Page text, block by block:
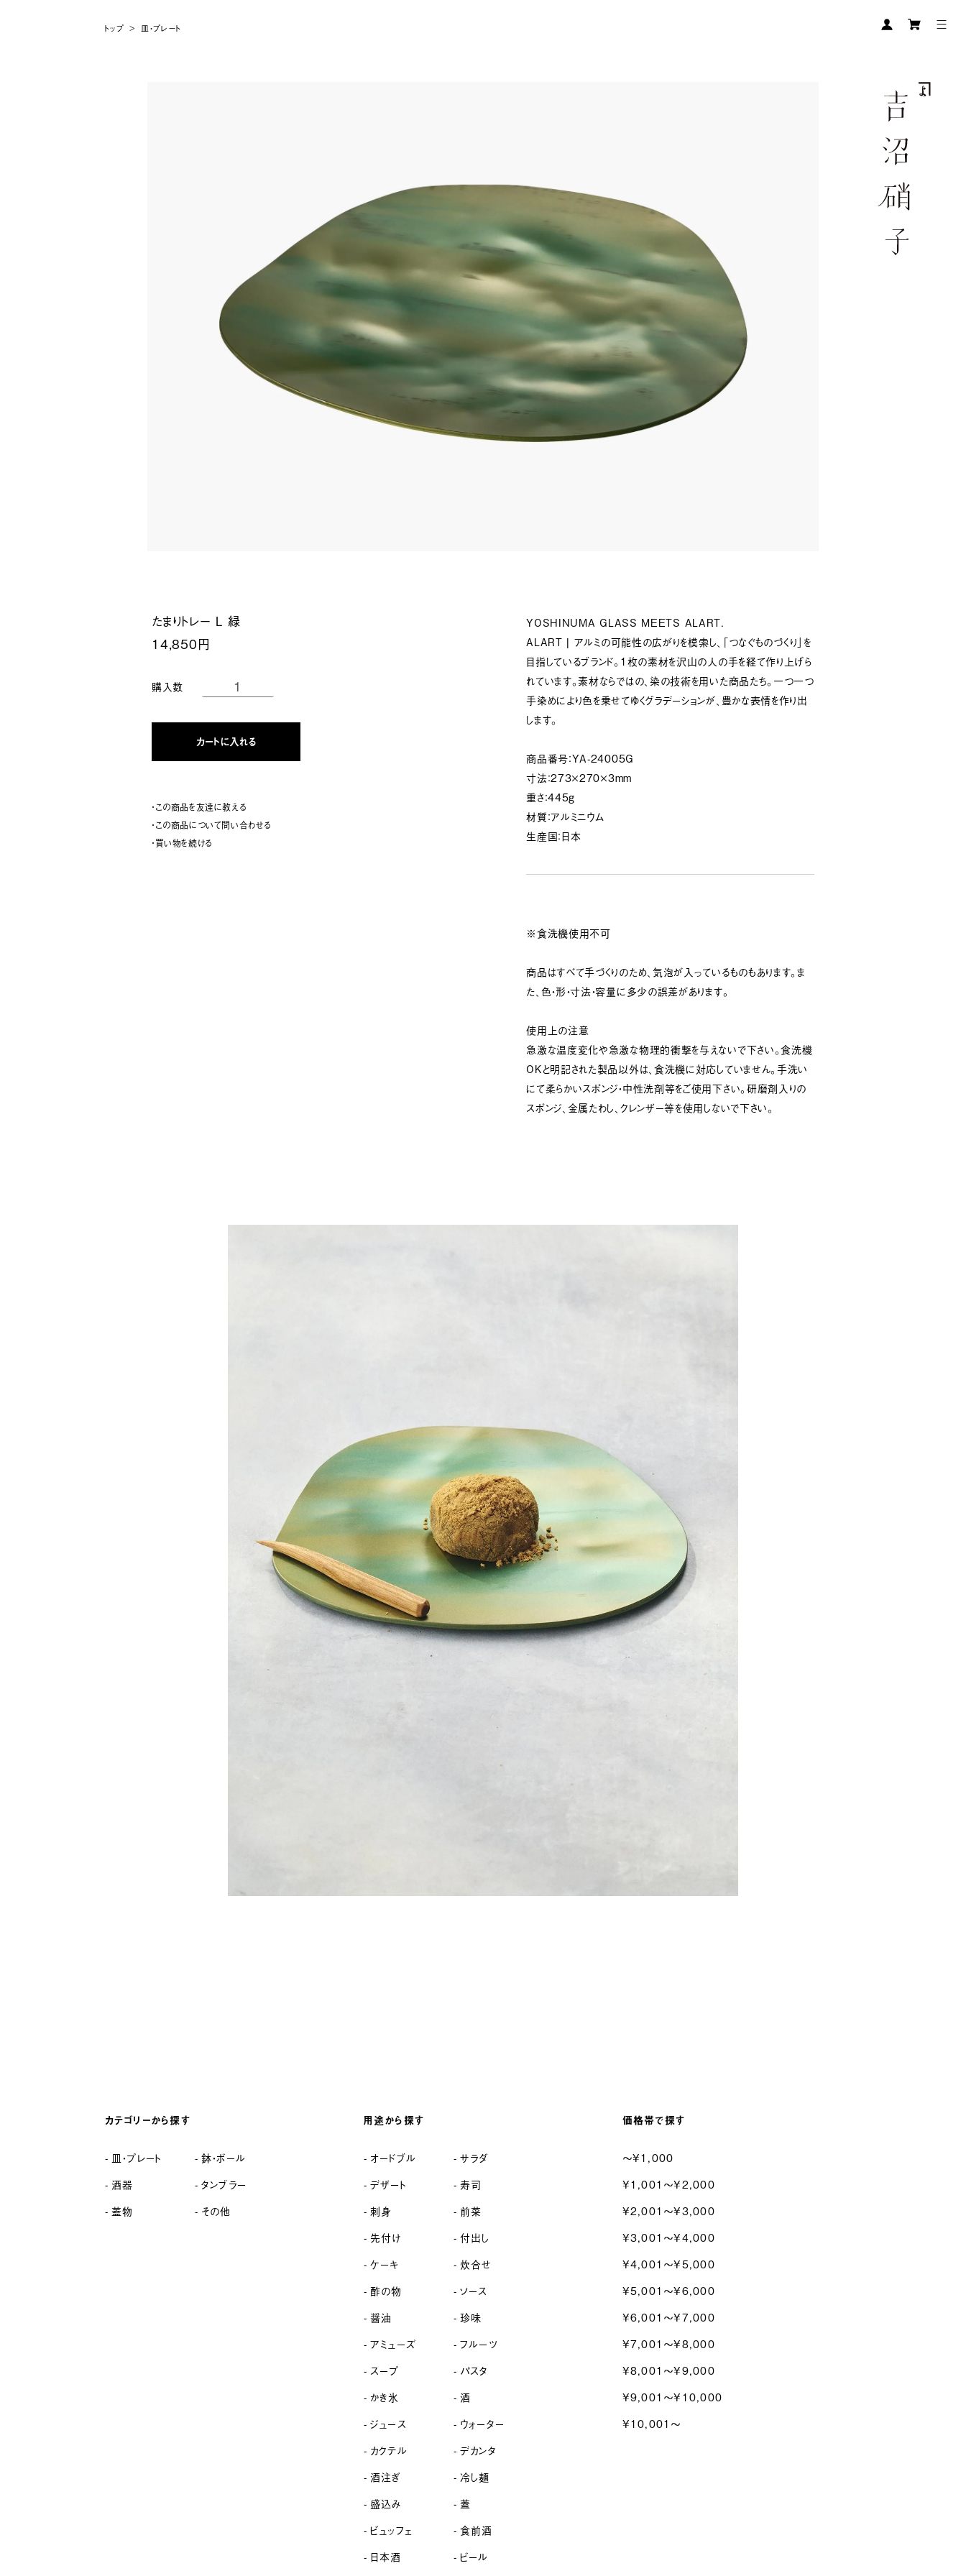
トップ > 皿・プレート
たまりトレー L 緑
14,850円
購入数
カートに入れる
・この商品を友達に教える
・この商品について問い合わせる
・買い物を続ける
YOSHINUMA GLASS MEETS ALART.
ALART | アルミの可能性の広がりを模索し、「つなぐものづくり」を
目指しているブランド。1枚の素材を沢山の人の手を経て作り上げら
れています。素材ならではの、染の技術を用いた商品たち。一つ一つ
手染めにより色を乗せてゆくグラデーションが、豊かな表情を作り出
します。
商品番号：YA-24005G
寸法：273×270×3mm
重さ：445g
材質：アルミニウム
生産国：日本
※食洗機使用不可
商品はすべて手づくりのため、気泡が入っているものもあります。ま
た、色・形・寸法・容量に多少の誤差があります。
使用上の注意
急激な温度変化や急激な物理的衝撃を与えないで下さい。食洗機
OKと明記された製品以外は、食洗機に対応していません。手洗い
にて柔らかいスポンジ・中性洗剤等をご使用下さい。研磨剤入りの
スポンジ、金属たわし、クレンザー等を使用しないで下さい。
カテゴリーから探す
皿・プレート
鉢・ボール
酒器
タンブラー
蓋物
その他
用途から探す
オードブル
サラダ
デザート
寿司
刺身
前菜
先付け
付出し
ケーキ
炊合せ
酢の物
ソース
醤油
珍味
アミューズ
フルーツ
スープ
パスタ
かき氷
酒
ジュース
ウォーター
カクテル
デカンタ
酒注ぎ
冷し麺
盛込み
蓋
ビュッフェ
食前酒
日本酒
ビール
価格帯で探す
〜¥1,000
¥1,001〜¥2,000
¥2,001〜¥3,000
¥3,001〜¥4,000
¥4,001〜¥5,000
¥5,001〜¥6,000
¥6,001〜¥7,000
¥7,001〜¥8,000
¥8,001〜¥9,000
¥9,001〜¥10,000
¥10,001〜